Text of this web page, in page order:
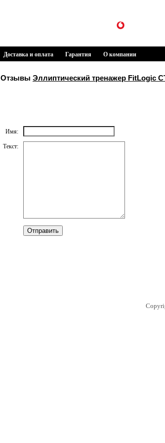
Доставка и оплата Гарантия О компании
Отзывы Эллиптический тренажер FitLogic
Имя:
Текст:
Отправить